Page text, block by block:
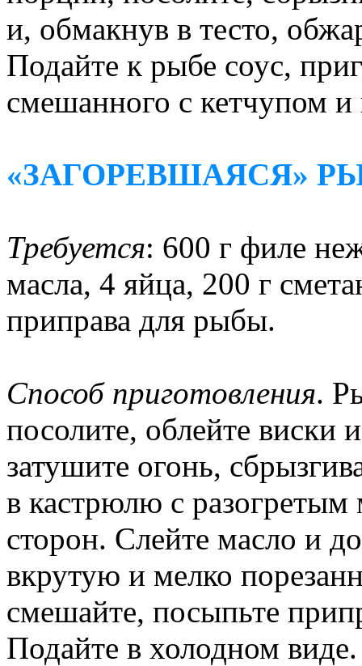
и, обмакнув в тесто,
Подайте к рыбе соус,
смешанного с кетчупом
«ЗАГОРЕВШАЯСЯ»
Требуется: 600 г филе
масла, 4 яйца, 200 г
приправа для рыбы.
Способ приготовления.
посолите, облейте виски
затушите огонь,
в кастрюлю с разогретым
сторон. Слейте масло и
вкрутую и мелко
смешайте, посыпьте
Подайте в холодном виде.